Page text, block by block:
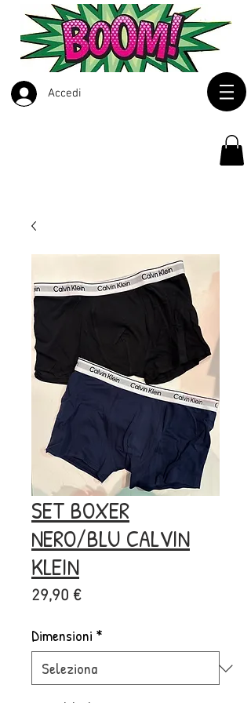
Accedi
SET BOXER
NERO/BLU CALVIN
KLEIN
29,90 €Prezzo
Dimensioni *